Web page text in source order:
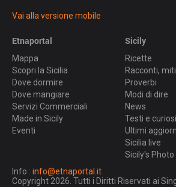
Vai alla versione mobile
Etnaportal
Mappa
Scopri la Sicilia
Dove dormire
Dove mangiare
Servizi Commerciali
Made in Sicily
Eventi
Sicily
Ricette
Racconti,
Proverbi
Modi di dire
News
Testi e
Ultimi
Sicilia live
Sicily's Photo
Info : info@etnaportal.it
Copyright 2026. Tutti i Diritti Riservati ai